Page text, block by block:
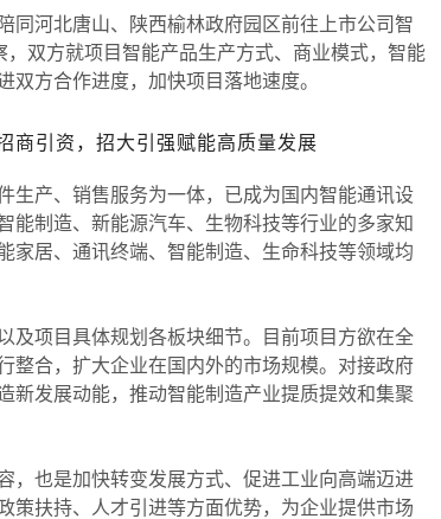
同河北唐山、陕西榆林政府园区前往上市公司智
，双方就项目智能产品生产方式、商业模式，智能
方合作进度，加快项目落地速度。
商引资，招大引强赋能高质量发展
产、销售服务为一体，已成为国内智能通讯设
能制造、新能源汽车、生物科技等行业的多家知
家居、通讯终端、智能制造、生命科技等领域均
项目具体规划各板块细节。目前项目方欲在全
整合，扩大企业在国内外的市场规模。对接政府
新发展动能，推动智能制造产业提质提效和集聚
也是加快转变发展方式、促进工业向高端迈进
策扶持、人才引进等方面优势，为企业提供市场